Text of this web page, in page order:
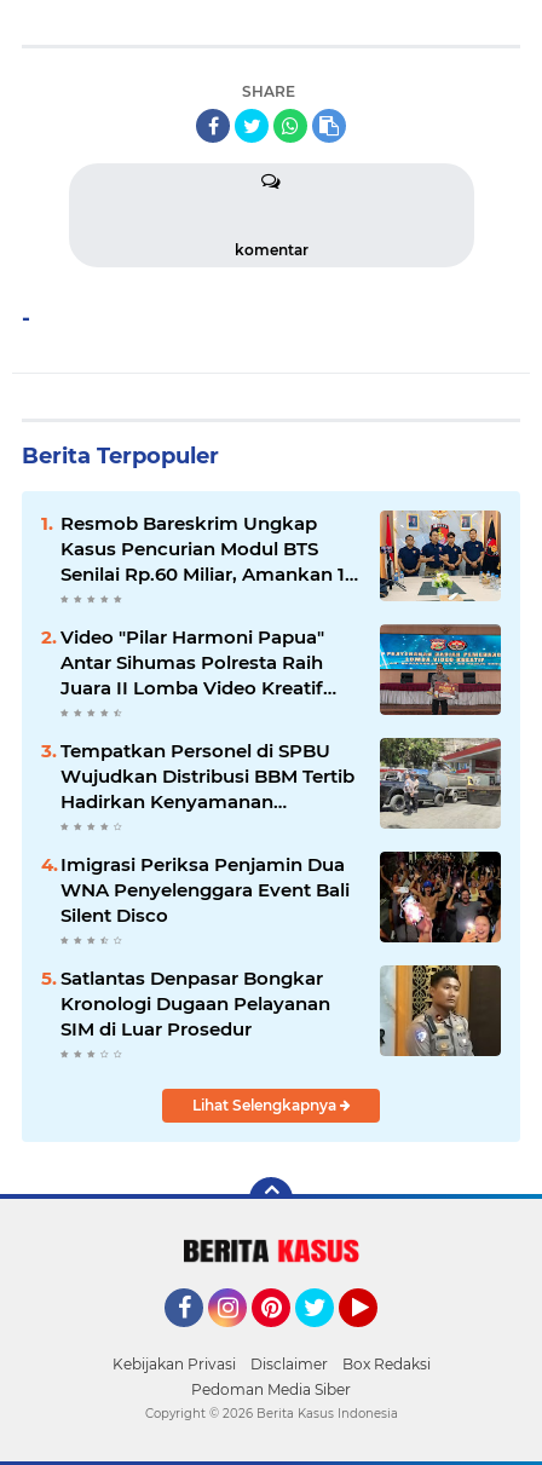
SHARE
komentar
-
Berita Terpopuler
Resmob Bareskrim Ungkap
Kasus Pencurian Modul BTS
Senilai Rp.60 Miliar, Amankan 12
Tersangka
Video "Pilar Harmoni Papua"
Antar Sihumas Polresta Raih
Juara II Lomba Video Kreatif
Hari Bhayangkara ke-80
‎Tempatkan Personel di SPBU
Wujudkan Distribusi BBM Tertib
Hadirkan Kenyamanan
Masyarakat
Imigrasi Periksa Penjamin Dua
WNA Penyelenggara Event Bali
Silent Disco
Satlantas Denpasar Bongkar
Kronologi Dugaan Pelayanan
SIM di Luar Prosedur
Lihat Selengkapnya
Kebijakan Privasi Disclaimer
Box Redaksi
Pedoman Media Siber
Copyright © 2026 Berita Kasus Indonesia